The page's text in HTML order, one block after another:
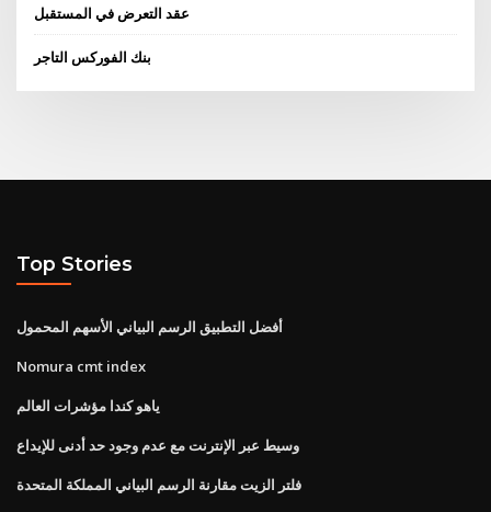
عقد التعرض في المستقبل
بنك الفوركس التاجر
Top Stories
أفضل التطبيق الرسم البياني الأسهم المحمول
Nomura cmt index
ياهو كندا مؤشرات العالم
وسيط عبر الإنترنت مع عدم وجود حد أدنى للإيداع
فلتر الزيت مقارنة الرسم البياني المملكة المتحدة